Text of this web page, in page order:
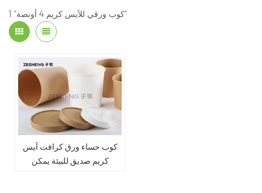
1 "كوب ورقي للآيس كريم 4 أونصة"
كوب حساء ورق كرافت آيس
كريم صديق للبيئة يمكن